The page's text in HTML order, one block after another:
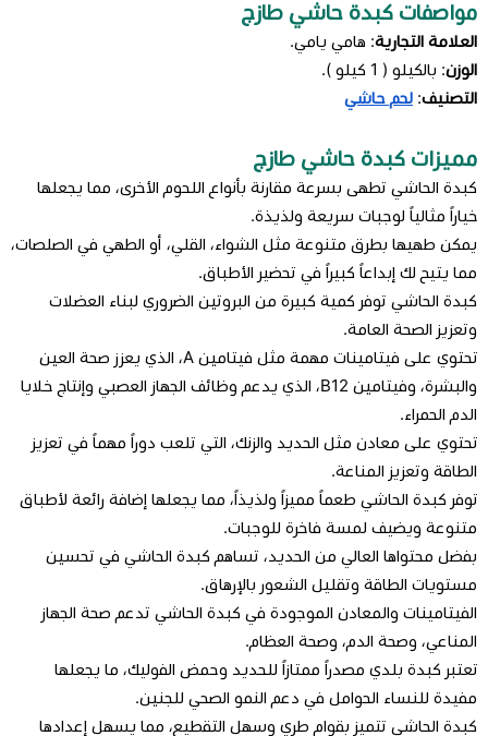
مواصفات كبدة حاشي طازج
العلامة التجارية: هامي يامي.
الوزن: بالكيلو ( 1 كيلو ).
التصنيف: لحم حاشي
مميزات كبدة حاشي طازج
كبدة الحاشي تطهى بسرعة مقارنة بأنواع اللحوم الأخرى، مما يجعلها
خياراً مثالياً لوجبات سريعة ولذيذة.
يمكن طهيها بطرق متنوعة مثل الشواء، القلي، أو الطهي في الصلصات،
مما يتيح لك إبداعاً كبيراً في تحضير الأطباق.
كبدة الحاشي توفر كمية كبيرة من البروتين الضروري لبناء العضلات
وتعزيز الصحة العامة.
تحتوي على فيتامينات مهمة مثل فيتامين A، الذي يعزز صحة العين
والبشرة، وفيتامين B12، الذي يدعم وظائف الجهاز العصبي وإنتاج خلايا
الدم الحمراء.
تحتوي على معادن مثل الحديد والزنك، التي تلعب دوراً مهماً في تعزيز
الطاقة وتعزيز المناعة.
توفر كبدة الحاشي طعماً مميزاً ولذيذاً، مما يجعلها إضافة رائعة لأطباق
متنوعة ويضيف لمسة فاخرة للوجبات.
بفضل محتواها العالي من الحديد، تساهم كبدة الحاشي في تحسين
مستويات الطاقة وتقليل الشعور بالإرهاق.
الفيتامينات والمعادن الموجودة في كبدة الحاشي تدعم صحة الجهاز
المناعي، وصحة الدم، وصحة العظام.
تعتبر كبدة بلدي مصدراً ممتازاً للحديد وحمض الفوليك، ما يجعلها
مفيدة للنساء الحوامل في دعم النمو الصحي للجنين.
كبدة الحاشي تتميز بقوام طري وسهل التقطيع، مما يسهل إعدادها